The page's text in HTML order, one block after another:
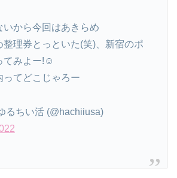
いから今回はあきらめ
整理券とっといた(笑)、新宿のポ
てみよー!☺️
ってどこじゃろー
ちい活 (@hachiiusa)